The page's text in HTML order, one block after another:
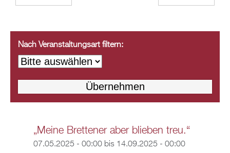
Nach Veranstaltungsart filtern:
„Meine Brettener aber blieben treu.“
07.05.2025 - 00:00bis 14.09.2025 - 00:00